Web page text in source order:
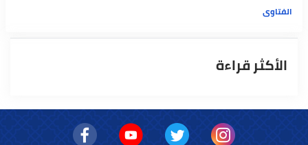
الفتاوى
الأكثر قراءة